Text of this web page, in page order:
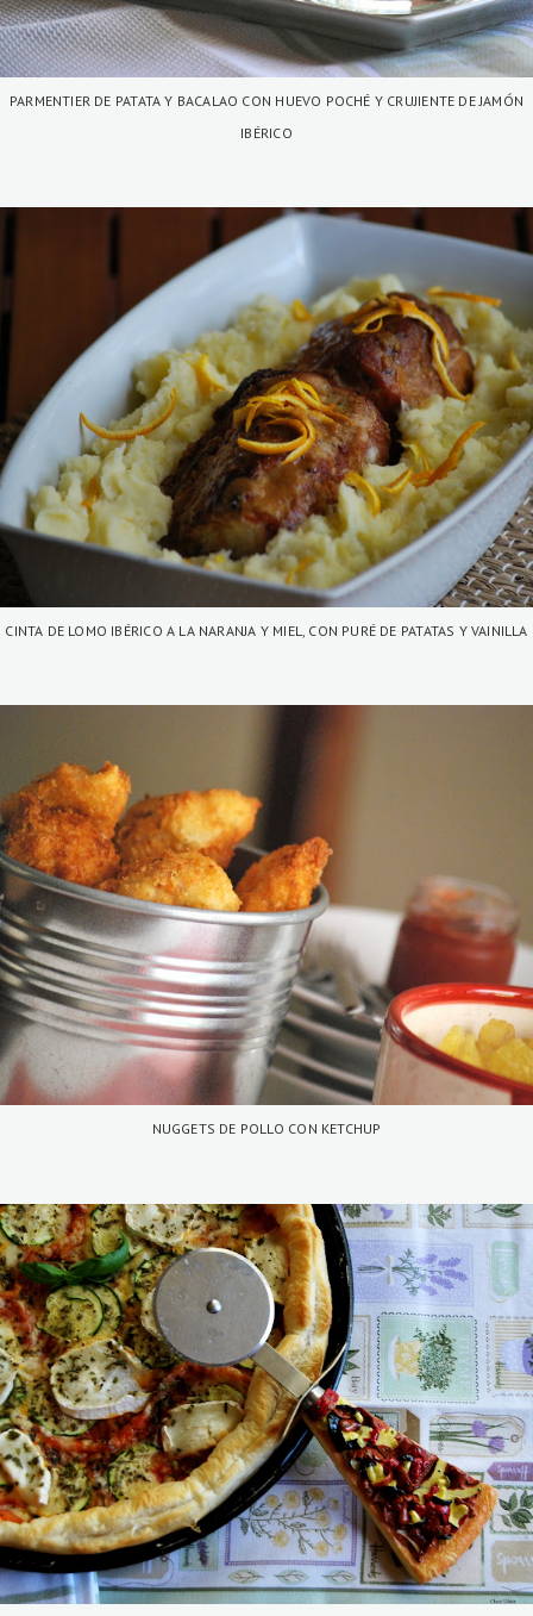
PARMENTIER DE PATATA Y BACALAO CON HUEVO POCHÉ Y CRUJIENTE DE JAMÓN
IBÉRICO
CINTA DE LOMO IBÉRICO A LA NARANJA Y MIEL, CON PURÉ DE PATATAS Y VAINILLA
NUGGETS DE POLLO CON KETCHUP